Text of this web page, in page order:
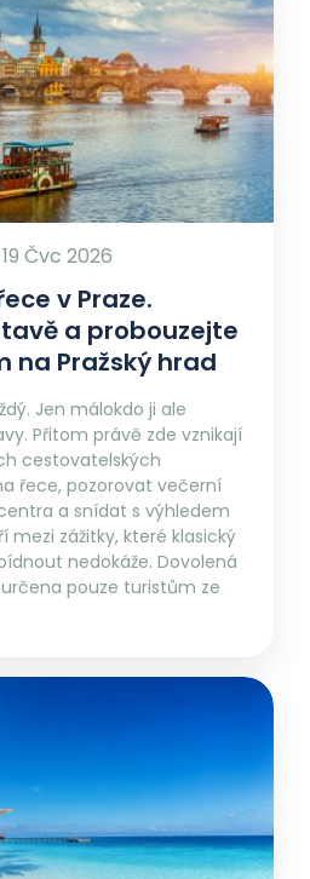
19 Čvc 2026
v Praze.
a probouzejte
na Pražský hrad
Jen málokdo ji ale
Přitom právě zde vznikají
cestovatelských
řece, pozorovat večerní
a snídat s výhledem
mezi zážitky, které klasický
nedokáže. Dovolená
pouze turistům ze